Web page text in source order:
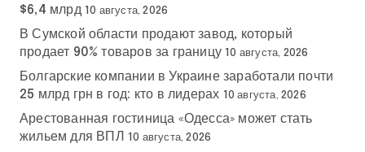
$6,4 млрд 10 августа, 2026
В Сумской области продают завод, который
продает 90% товаров за границу 10 августа, 2026
Болгарские компании в Украине заработали почти
25 млрд грн в год: кто в лидерах 10 августа, 2026
Арестованная гостиница «Одесса» может стать
жильем для ВПЛ
10 августа, 2026